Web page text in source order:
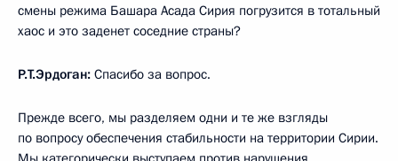
смены режима Башара Асада Сирия погрузится в тотальный
хаос и это заденет соседние страны?
Р.Т.Эрдоган: Спасибо за вопрос.
Прежде всего, мы разделяем одни и те же взгляды
по вопросу обеспечения стабильности на территории Сирии.